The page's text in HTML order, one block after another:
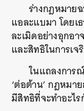
ร่างกฎหมาย
แอละแบมา โดยเ
ละเมิดอย่างอุกอาจ
และสิทธิในการเ
ในแถลงการ
‘ต่อต้าน’กฎหมา
มีสิทธิที่จะทำอะไร